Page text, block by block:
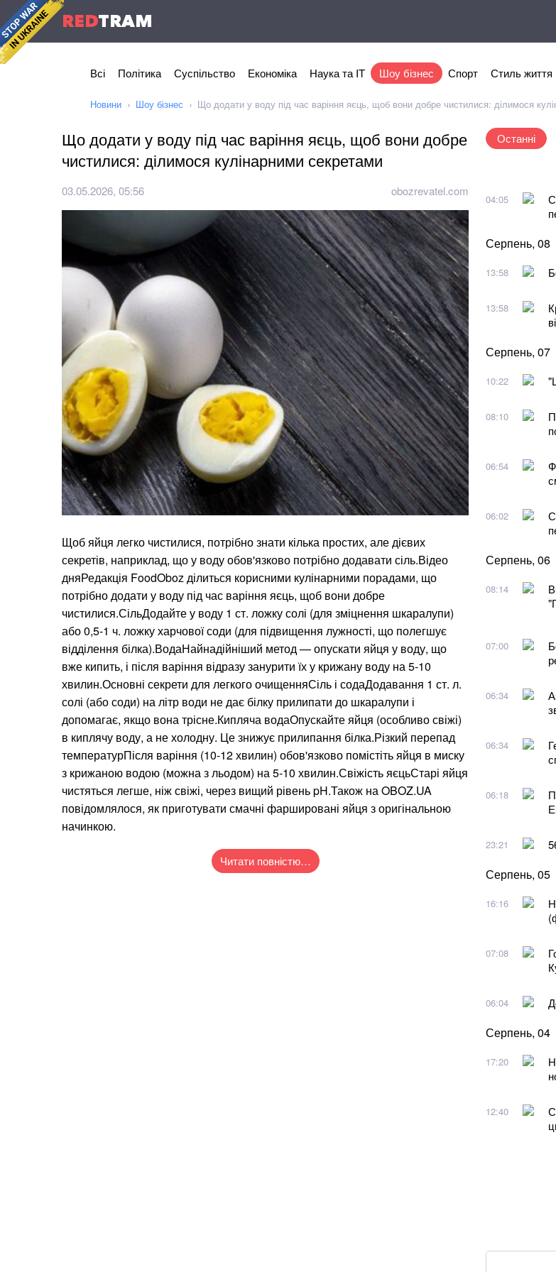
REDTRAM
Всі Політика Суспільство Економіка Наука та IT Шоу бізнес Спорт Стиль життя
Новини Шоу бізнес Що додати у воду під час варіння яєць, щоб вони добре чистилися: ділимося
Що додати у воду під час варіння яєць, щоб вони добре
чистилися: ділимося кулінарними секретами
03.05.2026, 05:56 obozrevatel.com
Щоб яйця легко чистилися, потрібно знати кілька простих, але дієвих
секретів, наприклад, що у воду обов'язково потрібно додавати сіль.Відео
дняРедакція FoodOboz ділиться корисними кулінарними порадами, що
потрібно додати у воду під час варіння яєць, щоб вони добре
чистилися.СільДодайте у воду 1 ст. ложку солі (для зміцнення шкаралупи)
або 0,5-1 ч. ложку харчової соди (для підвищення лужності, що полегшує
відділення білка).ВодаНайнадійніший метод — опускати яйця у воду, що
вже кипить, і після варіння відразу занурити їх у крижану воду на 5-10
хвилин.Основні секрети для легкого очищенняСіль і содаДодавання 1 ст. л.
солі (або соди) на літр води не дає білку прилипати до шкаралупи і
допомагає, якщо вона трісне.Кипляча водаОпускайте яйця (особливо свіжі)
в киплячу воду, а не холодну. Це знижує прилипання білка.Різкий перепад
температурПісля варіння (10-12 хвилин) обов'язково помістіть яйця в миску
з крижаною водою (можна з льодом) на 5-10 хвилин.Свіжість яєцьСтарі яйця
чистяться легше, ніж свіжі, через вищий рівень pH.Також на OBOZ.UA
повідомлялося, як приготувати смачні фаршировані яйця з оригінальною
начинкою.
Читати повністю…
Останні
04:05
Серпень, 08
13:58
13:58
Серпень, 07
10:22
08:10
06:54
06:02
Серпень, 06
08:14
07:00
06:34
06:34
06:18
23:21
Серпень, 05
16:16
07:08
06:04
Серпень, 04
17:20
12:40